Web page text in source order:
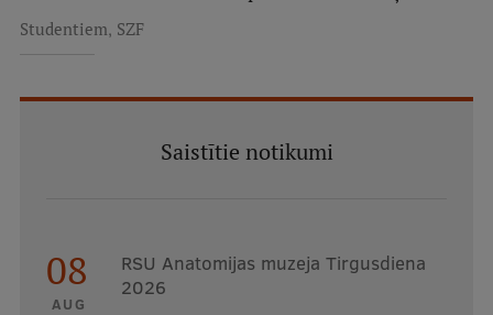
Studentiem, SZF
Saistītie notikumi
08
AUG
RSU Anatomijas muzeja Tirgusdiena
2026